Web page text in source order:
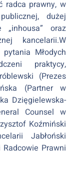
radca prawny, w
dużej
„inhousa” oraz
kancelarii.W
Młodych
praktycy,
(Prezes
(Partner w
Dzięgielewska-
Counsel w
Koźmiński
Jabłoński
Prawni